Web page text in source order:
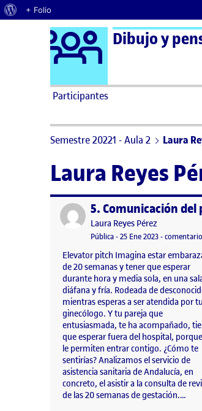
Acerca de WordPress
+ Folio
Saltar al contenido Logo Ágora
Dibujo y
Participantes
Semestre 20221 - Aula 2 Laura
Laura Reyes
Publicado por
Publicado por
Laura Reyes Pérez
Visibilidad:
Pública-Fecha de publicación
25 Ene 202313 febrero,
-comentario
Elevator pitch Imagina estar
de 20 semanas y tener que esperar
durante hora y media sola, en una
diáfana y fría. Rodeada de
mientras esperas a ser atendida por tu
ginecólogo. Y tu pareja que
entusiasmada, te ha acompañado,
que esperar fuera del hospital,
le permiten entrar contigo. ¿Cómo te
sentirías? Analizamos el servicio de
asistencia sanitaria de Andalucía, en
concreto, el asistir a la consulta de
de las 20 semanas de gestación.…